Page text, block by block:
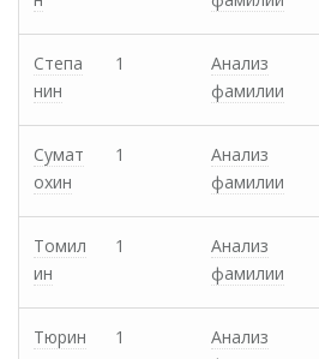
Степа
нин
1
Анализ
фамилии
Сумат
охин
1
Анализ
фамилии
Томил
ин
1
Анализ
фамилии
Тюрин 1
Анализ